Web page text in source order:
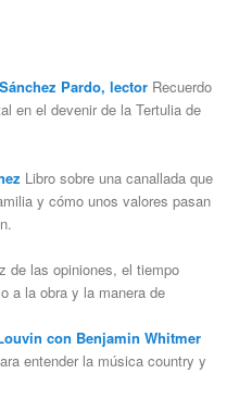
Pardo, lectorRecuerdo
en el devenir de la Tertulia de
Libro sobre una canallada que
y cómo unos valores pasan
de las opiniones, el tiempo
a la obra y la manera de
con Benjamin Whitmer
entender la música country y